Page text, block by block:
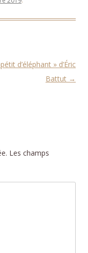
d’éléphant » d’Éric
Battut →
Les champs